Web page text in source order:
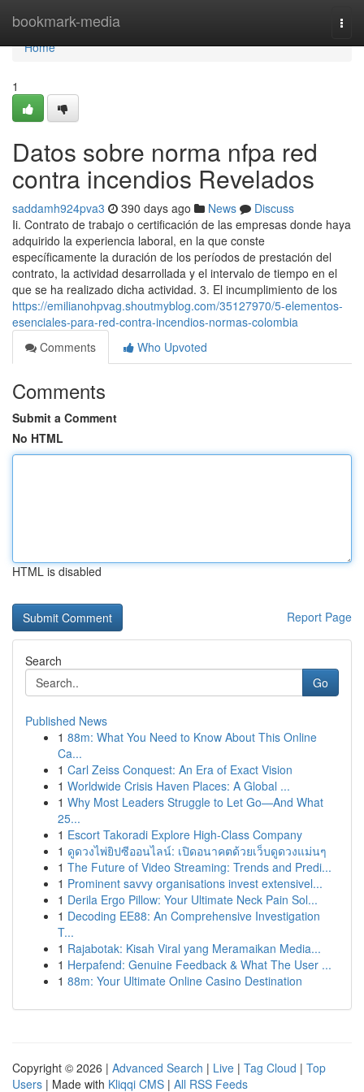
bookmark-media
Home
Home
1
Datos sobre norma nfpa red
contra incendios Revelados
saddamh924pva3 390 days ago News
Discuss
Ii. Contrato de trabajo o certificación de las empresas donde haya
adquirido la experiencia laboral, en la que conste
específicamente la duración de los períodos de prestación del
contrato, la actividad desarrollada y el intervalo de tiempo en el
que se ha realizado dicha actividad. 3. El incumplimiento de los
https://emilianohpvag.shoutmyblog.com/35127970/5-elementos-
esenciales-para-red-contra-incendios-normas-colombia
Comments
Who Upvoted
Comments
Submit a Comment
No HTML
HTML is disabled
Report Page
Search
Go
Published News
1 88m: What You Need to Know About This Online
Ca...
1 Carl Zeiss Conquest: An Era of Exact Vision
1 Worldwide Crisis Haven Places: A Global ...
1 Why Most Leaders Struggle to Let Go—And What
25...
1 Escort Takoradi Explore High-Class Company
1 ดูดวงไพ่ยิปซีออนไลน์: เปิดอนาคตด้วยเว็บดูดวงแม่นๆ
1 The Future of Video Streaming: Trends and Predi...
1 Prominent savvy organisations invest extensivel...
1 Derila Ergo Pillow: Your Ultimate Neck Pain Sol...
1 Decoding EE88: An Comprehensive Investigation
T...
1 Rajabotak: Kisah Viral yang Meramaikan Media...
1 Herpafend: Genuine Feedback & What The User ...
1 88m: Your Ultimate Online Casino Destination
Copyright © 2026 | Advanced Search | Live | Tag Cloud | Top
Users | Made with Kliqqi CMS | All RSS Feeds